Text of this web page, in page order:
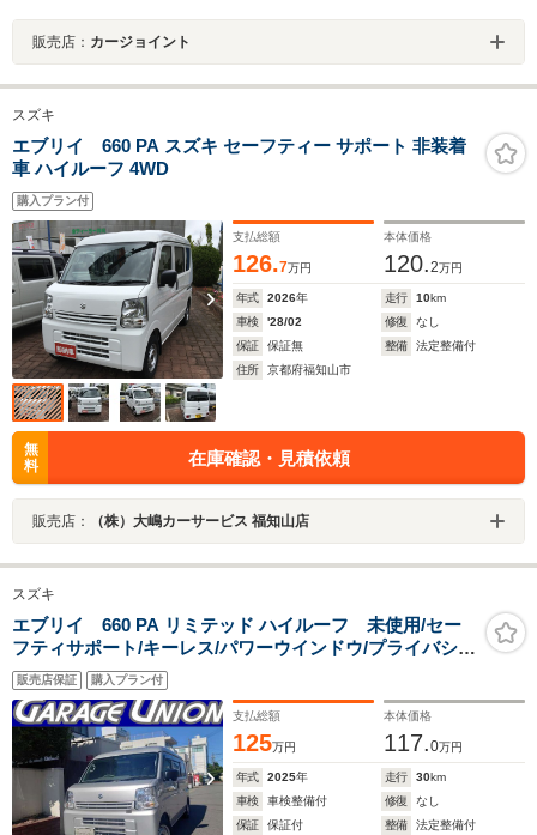
販売店： カージョイント
スズキ
エブリイ 660 PA スズキ セーフティー サポート 非装着
車 ハイルーフ 4WD
購入プラン付
支払総額
126.7万円
本体価格
120.2万円
年式 2026年 走行 10km
車検
'28/02 修復
なし
保証
保証無 整備
法定整備付
住所
京都府福知山市
無
料
在庫確認・見積依頼
販売店： （株）大嶋カーサービス 福知山店
スズキ
エブリイ 660 PA リミテッド ハイルーフ 未使用/セー
フティサポート/キーレス/パワーウインドウ/プライバシー
ガラス/ドアバイザー/CVT/メーカー保証
販売店保証 購入プラン付
支払総額
125万円
本体価格
117.0万円
年式 2025年 走行 30km
車検
車検整備付 修復
なし
保証
保証付 整備
法定整備付